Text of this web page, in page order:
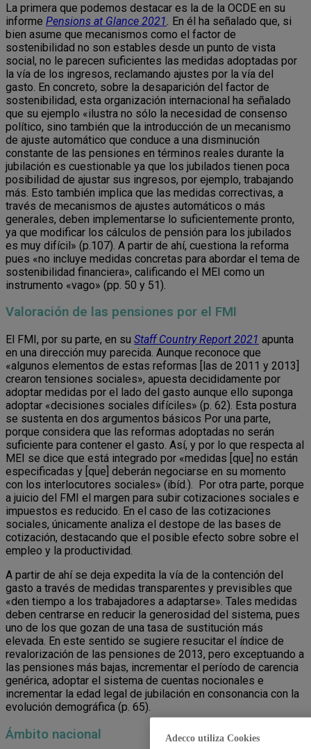
La primera que podemos destacar es la de la OCDE en su
informe Pensions at Glance 2021 En él ha señalado que, si
bien asume que mecanismos como el factor de
sostenibilidad no son estables desde un punto de vista
social, no le parecen suficientes las medidas adoptadas por
la vía de los ingresos, reclamando ajustes por la vía del
gasto. En concreto, sobre la desaparición del factor de
sostenibilidad, esta organización internacional ha señalado
que su ejemplo «ilustra no sólo la necesidad de consenso
político, sino también que la introducción de un mecanismo
de ajuste automático que conduce a una disminución
constante de las pensiones en términos reales durante la
jubilación es cuestionable ya que los jubilados tienen poca
posibilidad de ajustar sus ingresos, por ejemplo, trabajando
más. Esto también implica que las medidas correctivas, a
través de mecanismos de ajustes automáticos o más
generales, deben implementarse lo suficientemente pronto,
ya que modificar los cálculos de pensión para los jubilados
es muy difícil» (p.107). A partir de ahí, cuestiona la reforma
pues «no incluye medidas concretas para abordar el tema de
sostenibilidad financiera», calificando el MEI como un
instrumento «vago» (pp. 50 y 51).
Valoración de las pensiones por el FMI
El FMI, por su parte, en su Staff Country Report 2021 apunta
en una dirección muy parecida. Aunque reconoce que
«algunos elementos de estas reformas [las de 2011 y 2013]
crearon tensiones sociales», apuesta decididamente por
adoptar medidas por el lado del gasto aunque ello suponga
adoptar «decisiones sociales difíciles» (p. 62). Esta postura
se sustenta en dos argumentos básicos Por una parte,
porque considera que las reformas adoptadas no serán
suficiente para contener el gasto. Así, y por lo que respecta al
MEI se dice que está integrado por «medidas [que] no están
especificadas y [que] deberán negociarse en su momento
con los interlocutores sociales» (ibíd.). Por otra parte, porque
a juicio del FMI el margen para subir cotizaciones sociales e
impuestos es reducido. En el caso de las cotizaciones
sociales, únicamente analiza el destope de las bases de
cotización, destacando que el posible efecto sobre sobre el
empleo y la productividad.
A partir de ahí se deja expedita la vía de la contención del
gasto a través de medidas transparentes y previsibles que
«den tiempo a los trabajadores a adaptarse». Tales medidas
deben centrarse en reducir la generosidad del sistema, pues
uno de los que gozan de una tasa de sustitución más
elevada. En este sentido se sugiere resucitar el índice de
revalorización de las pensiones de 2013, pero exceptuando a
las pensiones más bajas, incrementar el período de carencia
genérica, adoptar el sistema de cuentas nocionales e
incrementar la edad legal de jubilación en consonancia con la
evolución demográfica (p. 65).
Ámbito nacional Adecco utiliza Cookies